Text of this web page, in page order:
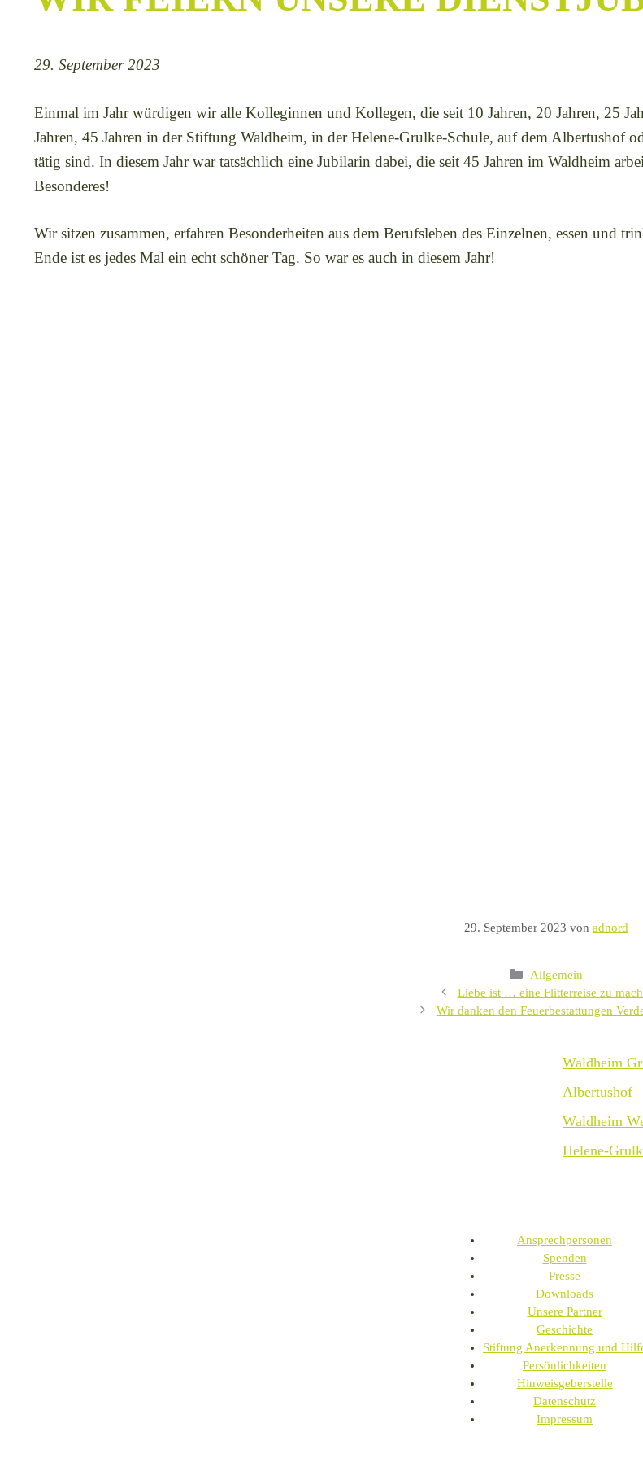
29. September 2023
Einmal im Jahr würdigen wir alle Kolleginnen und Kollegen, die seit 10 Jahren, 20 Jahren, 25
Jahren, 45 Jahren in der Stiftung Waldheim, in der Helene-Grulke-Schule, auf dem Albertushof
tätig sind. In diesem Jahr war tatsächlich eine Jubilarin dabei, die seit 45 Jahren im Waldheim
Besonderes!
Wir sitzen zusammen, erfahren Besonderheiten aus dem Berufsleben des Einzelnen, essen und
Ende ist es jedes Mal ein echt schöner Tag. So war es auch in diesem Jahr!
29. September 2023 von adnord
Kategorien
Allgemein
Liebe ist … eine Flitterreise zu
Wir danken den Feuerbestattungen
Waldheim
Albertushof
Waldheim
Helene-
Ansprechpersonen
Spenden
Presse
Downloads
Unsere Partner
Geschichte
Stiftung Anerkennung und
Persönlichkeiten
Hinweisgeberstelle
Datenschutz
Impressum